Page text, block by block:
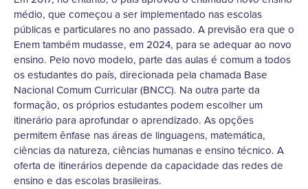
médio, que começou a ser implementado nas escolas
públicas e particulares no ano passado. A previsão era que o
Enem também mudasse, em 2024, para se adequar ao novo
ensino. Pelo novo modelo, parte das aulas é comum a todos
os estudantes do país, direcionada pela chamada Base
Nacional Comum Curricular (BNCC). Na outra parte da
formação, os próprios estudantes podem escolher um
itinerário para aprofundar o aprendizado. As opções
permitem ênfase nas áreas de linguagens, matemática,
ciências da natureza, ciências humanas e ensino técnico. A
oferta de itinerários depende da capacidade das redes de
ensino e das escolas brasileiras.